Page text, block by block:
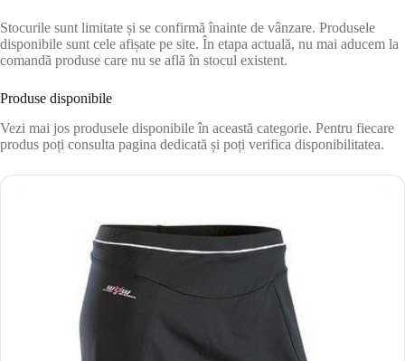
Stocurile sunt limitate și se confirmă înainte de vânzare. Produsele
disponibile sunt cele afișate pe site. În etapa actuală, nu mai aducem la
comandă produse care nu se află în stocul existent.
Produse disponibile
Vezi mai jos produsele disponibile în această categorie. Pentru fiecare
produs poți consulta pagina dedicată și poți verifica disponibilitatea.